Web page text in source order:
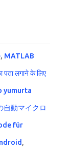
, MATLAB
लगाने के लिए
yumurta
動マイクロ
für
,